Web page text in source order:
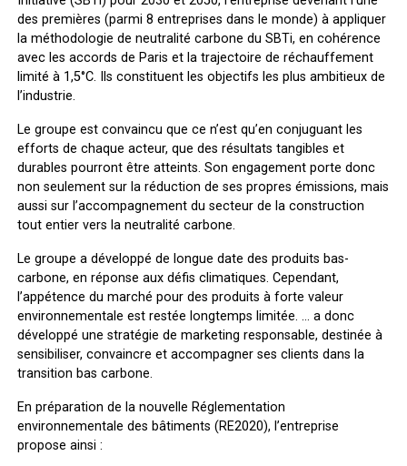
des premières (parmi 8 entreprises dans le monde) à appliquer
la méthodologie de neutralité carbone du SBTi, en cohérence
avec les accords de Paris et la trajectoire de réchauffement
limité à 1,5°C. Ils constituent les objectifs les plus ambitieux de
l’industrie.
Le groupe est convaincu que ce n’est qu’en conjuguant les
efforts de chaque acteur, que des résultats tangibles et
durables pourront être atteints. Son engagement porte donc
non seulement sur la réduction de ses propres émissions, mais
aussi sur l’accompagnement du secteur de la construction
tout entier vers la neutralité carbone.
Le groupe a développé de longue date des produits bas-
carbone, en réponse aux défis climatiques. Cependant,
l’appétence du marché pour des produits à forte valeur
environnementale est restée longtemps limitée. … a donc
développé une stratégie de marketing responsable, destinée à
sensibiliser, convaincre et accompagner ses clients dans la
transition bas carbone.
En préparation de la nouvelle Réglementation
environnementale des bâtiments (RE2020), l’entreprise
propose ainsi :